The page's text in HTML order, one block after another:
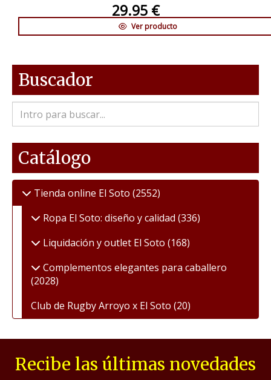
29.95 €
Ver producto
Buscador
Catálogo
Tienda online El Soto (2552)
Ropa El Soto: diseño y calidad (336)
Liquidación y outlet El Soto (168)
Complementos elegantes para caballero
(2028)
Club de Rugby Arroyo x El Soto (20)
Recibe las últimas novedades